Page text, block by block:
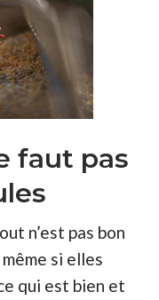
faut pas
n’est pas bon
même si elles
qui est bien et